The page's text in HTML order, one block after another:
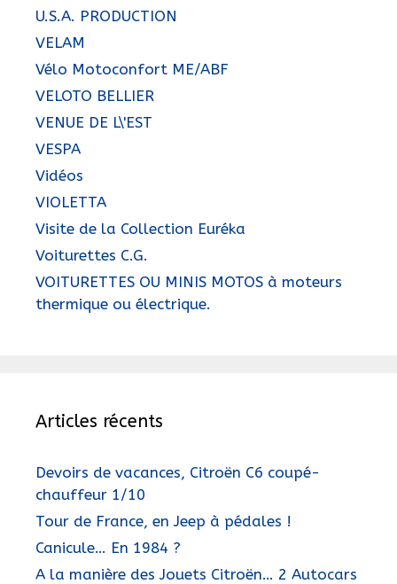
U.S.A. PRODUCTION
VELAM
Vélo Motoconfort ME/ABF
VELOTO BELLIER
VENUE DE L\'EST
VESPA
Vidéos
VIOLETTA
Visite de la Collection Euréka
Voiturettes C.G.
VOITURETTES OU MINIS MOTOS à moteurs
thermique ou électrique.
Articles récents
Devoirs de vacances, Citroën C6 coupé-
chauffeur 1/10
Tour de France, en Jeep à pédales !
Canicule… En 1984 ?
A la manière des Jouets Citroën… 2 Autocars